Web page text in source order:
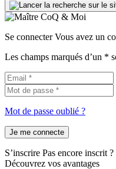
Se connecter Vous avez un
Les champs marqués d’un *
Mot de passe oublié ?
Je me connecte
S’inscrire Pas encore inscrit ?
Découvrez vos avantages